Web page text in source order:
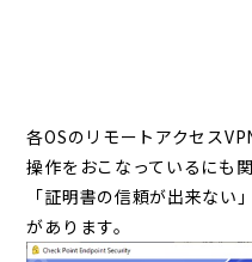
各OSのリモートアクセス
操作をおこなっているにも関
「証明書の信頼が出来ない
があります。